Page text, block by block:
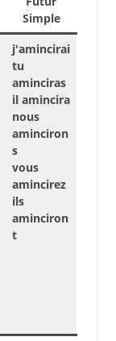
Simple
j'amincirai
tu
aminciras
il amincira
nous
aminciron
s
vous
amincirez
ils
aminciron
t